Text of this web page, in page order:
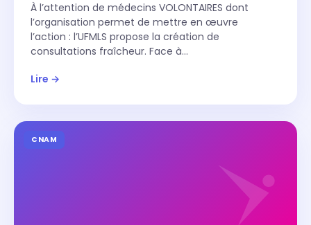
À l’attention de médecins VOLONTAIRES dont
l’organisation permet de mettre en œuvre
l’action : l’UFMLS propose la création de
consultations fraîcheur. Face à…
Lire →
CNAM